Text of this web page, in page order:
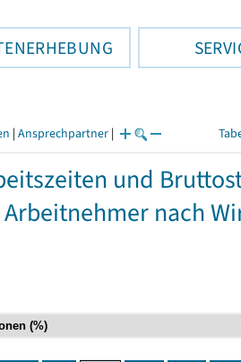
| Ansprechpartner |
und
nach